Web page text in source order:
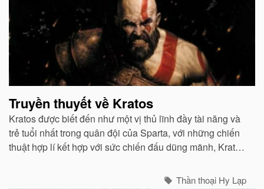
Truyền thuyết về Kratos
Kratos được biết đến như một vị thủ lĩnh đầy tài năng và
trẻ tuổi nhất trong quân đội của Sparta, với những chiến
thuật hợp lí kết hợp với sức chiến đấu dũng mãnh, Kratos
Thần thoại Hy Lạp